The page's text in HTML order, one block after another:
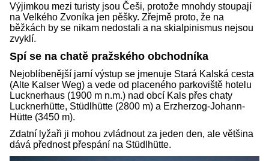
Výjimkou mezi turisty jsou Češi, protože mnohdy stoupají
na Velkého Zvoníka jen pěšky. Zřejmě proto, že na
běžkách by se nikam nedostali a na skialpinismus nejsou
zvyklí.
Spí se na chatě pražského obchodníka
Nejoblíbenější jarní výstup se jmenuje Stará Kalská cesta
(Alte Kalser Weg) a vede od placeného parkoviště hotelu
Lucknerhaus (1900 m n.m.) nad obcí Kals přes chaty
Lucknerhütte, Stüdlhütte (2800 m) a Erzherzog-Johann-
Hütte (3450 m).
Zdatní lyžaři ji mohou zvládnout za jeden den, ale většina
dává přednost přespání na Stüdlhütte.